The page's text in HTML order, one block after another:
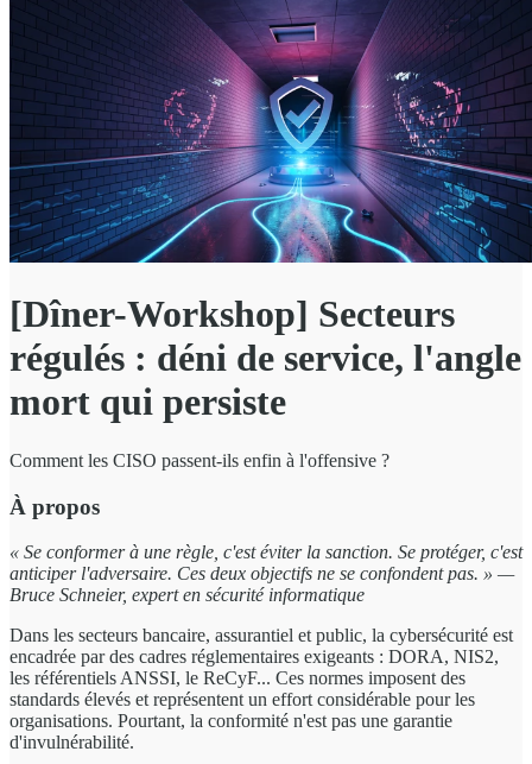
[Dîner-Workshop] Secteurs
régulés : déni de service, l'angle
mort qui persiste
Comment les CISO passent-ils enfin à l'offensive ?
À propos
« Se conformer à une règle, c'est éviter la sanction. Se protéger, c'est
anticiper l'adversaire. Ces deux objectifs ne se confondent pas. » —
Bruce Schneier, expert en sécurité informatique
Dans les secteurs bancaire, assurantiel et public, la cybersécurité est
encadrée par des cadres réglementaires exigeants : DORA, NIS2,
les référentiels ANSSI, le ReCyF... Ces normes imposent des
standards élevés et représentent un effort considérable pour les
organisations. Pourtant, la conformité n'est pas une garantie
d'invulnérabilité.